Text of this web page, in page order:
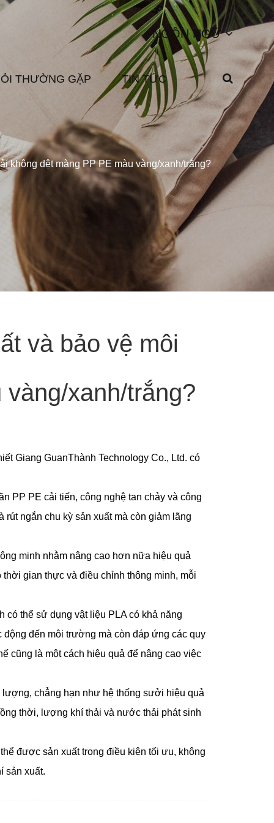
NGÔN NGỮ
THƯỜNG GẶP TIN TỨC
không dệt màng PP PE màu vàng/xanh/trắng?
và bảo vệ môi
xanh/trắng?
Giang GuanThành Technology Co., Ltd. có
PP PE cải tiến, công nghệ tan chảy và công
ngắn chu kỳ sản xuất mà còn giảm lãng
minh nhằm nâng cao hơn nữa hiệu quả
gian thực và điều chỉnh thông minh, mỗi
có thể sử dụng vật liệu PLA có khả năng
động đến môi trường mà còn đáp ứng các quy
cũng là một cách hiệu quả để nâng cao việc
lượng, chẳng hạn như hệ thống sưởi hiệu quả
thời, lượng khí thải và nước thải phát sinh
được sản xuất trong điều kiện tối ưu, không
sản xuất.